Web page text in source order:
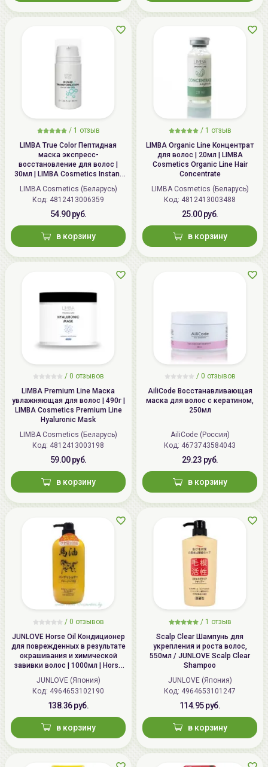
/ 1 отзыв
LIMBA True Color Пептидная
маска экспресс-
восстановление для волос |
30мл | LIMBA Cosmetics Instant
Transformation express
reconstruction peptide hair mask
LIMBA Cosmetics (Беларусь)
Код: 4812413006359
54.90 руб.
в корзину
/ 1 отзыв
LIMBA Organic Line Концентрат
для волос | 20мл | LIMBA
Cosmetics Organic Line Hair
Concentrate
LIMBA Cosmetics (Беларусь)
Код: 4812413003488
25.00 руб.
в корзину
/ 0 отзывов
LIMBA Premium Line Маска
увлажняющая для волос | 490г |
LIMBA Cosmetics Premium Line
Hyaluronic Mask
LIMBA Cosmetics (Беларусь)
Код: 4812413003198
59.00 руб.
в корзину
/ 0 отзывов
AiliCode Восстанавливающая
маска для волос с кератином,
250мл
AiliCode (Россия)
Код: 4673743584043
29.23 руб.
в корзину
/ 0 отзывов
JUNLOVE Horse Oil Кондиционер
для поврежденных в результате
окрашивания и химической
завивки волос | 1000мл | Horse
Oil Conditioner
JUNLOVE (Япония)
Код: 4964653102190
138.36 руб.
в корзину
/ 1 отзыв
Scalp Clear Шампунь для
укрепления и роста волос,
550мл / JUNLOVE Scalp Clear
Shampoo
JUNLOVE (Япония)
Код: 4964653101247
114.95 руб.
в корзину